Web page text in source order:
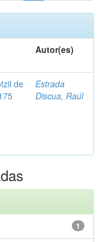
Autor(es)
de
Estrada
Discua, Raúl
1